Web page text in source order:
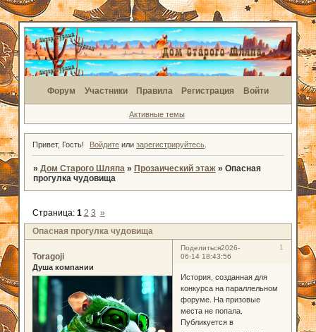
Форум Участники Правила Регистрация Войти
Активные темы
Привет, Гость! Войдите илизарегистрируйтесь
» Дом Старого Шляпа » Прозаический этаж » Опасная
прогулка чудовища
Опасная прогулка чудовища
Страница: 1 2 3 »
Поделиться 1
2026-
06-14 18:43:56
Toragoji
Душа компании
История, созданная для
конкурса на параллельном
форуме. На призовые
места не попала.
Публикуется в